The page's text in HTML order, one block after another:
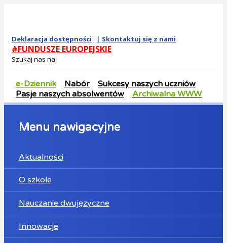
Deklaracja dostępności || Skontaktuj się z nami
#FUNDUSZE EUROPEJSKIE
Szukaj nas na:
e-Dziennik Nabór
Sukcesy naszych uczniów
Pasje naszych absolwentów
Archiwalna WWW
Menu nawigacyjne
Aktualności
O szkole
Nauczanie dwujęzyczne
Innowacje